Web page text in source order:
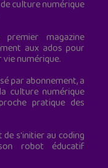
culture numérique
magazine
aux ados pour
numérique.
par abonnement, a
culture numérique
pratique des
s'initier au coding
robot éducatif